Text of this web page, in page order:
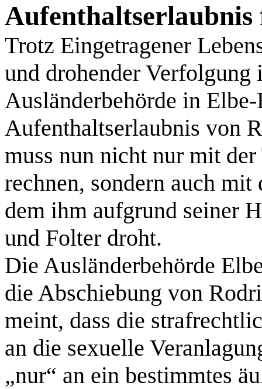
Trotz Eingetragener
und drohender
Ausländerbehörde in
Aufenthaltserlaubnis von
muss nun nicht nur mit
rechnen, sondern auch
dem ihm aufgrund seiner
und Folter droht.
Die Ausländerbehörde
die Abschiebung von
meint, dass die
an die sexuelle
„nur“ an ein bestimmtes